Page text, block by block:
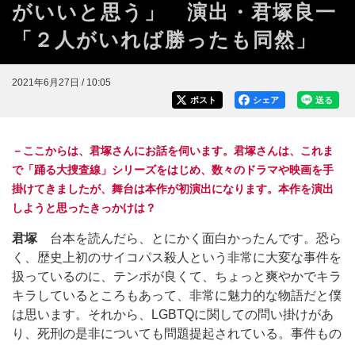
がいいと思う」 演出・君塚良一
「２人がいれば勝ったも同然」
2021年6月27日 / 10:05
送る
シェア
ポスト
－ここからは、君塚さんにお話を伺います。君塚さんは、これま
で「踊る大捜査線」シリーズをはじめ、数々のドラマや映画を手
掛けてきましたが、舞台は本作が初演出になります。本作を演出
しようと思ったきっかけは？
君塚 台本を読んだら、とにかく面白かったんです。恐ら
く、歴史上初のサイコパス殺人という非常に大変な事件を
扱っているのに、テンポが良くて、ちょっと爽やかでキラ
キラしているところもあって、非常に魅力的な物語だと僕
は思います。それから、LGBTQに関しての問い掛けがあ
り、死刑の是非についても問題提起されている。事件もの